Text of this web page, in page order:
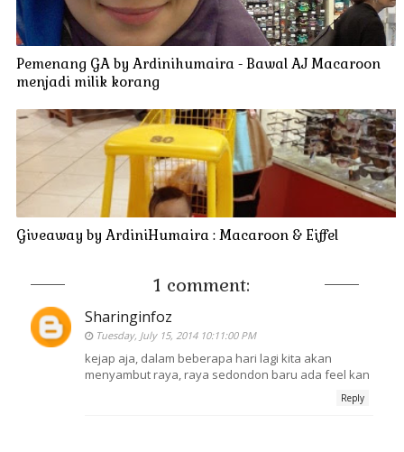
Pemenang GA by Ardinihumaira - Bawal AJ Macaroon
menjadi milik korang
Giveaway by ArdiniHumaira : Macaroon & Eiffel
1 comment:
Sharinginfoz
Tuesday, July 15, 2014 10:11:00 PM
kejap aja, dalam beberapa hari lagi kita akan
menyambut raya, raya sedondon baru ada feel kan
Reply